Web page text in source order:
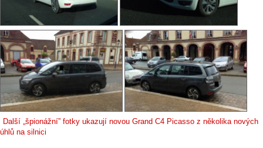
Další „špionážní” fotky ukazují novou Grand C4 Picasso z několika nových
úhlů na silnici